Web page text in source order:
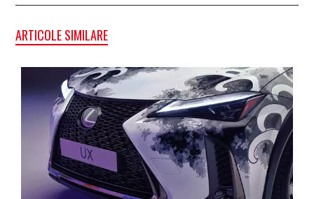
ARTICOLE SIMILARE